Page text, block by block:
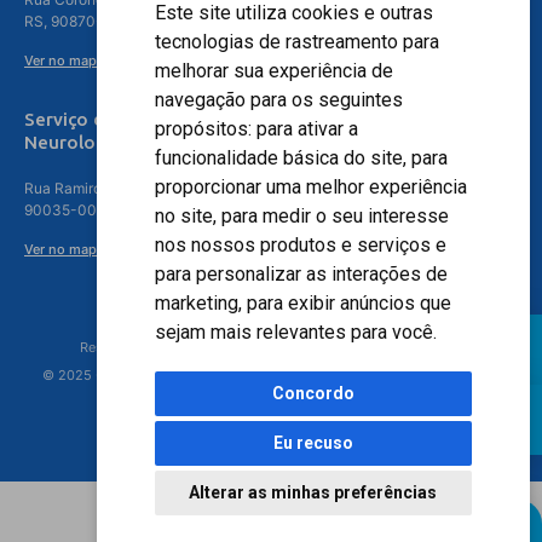
Este site utiliza cookies e outras
tecnologias de rastreamento para
melhorar sua experiência de
navegação para os seguintes
propósitos: para ativar a
funcionalidade básica do site, para
proporcionar uma melhor experiência
no site, para medir o seu interesse
nos nossos produtos e serviços e
para personalizar as interações de
marketing, para exibir anúncios que
sejam mais relevantes para você.
Concordo
Eu recuso
Alterar as minhas preferências
RS, 90870-016
Ver no mapa
Serviço de
Neurologia
Rua Ramiro Barcelos, 630 – 5º andar – Floresta, Porto Alegre – RS,
90035-001
Ver no mapa
Responsável Técnico: Dr. Luiz Antonio Nasi - CREMERS 11217
© 2025 - Hospital Moinhos de Vento - Registro Empresa (CRM-RS): 425